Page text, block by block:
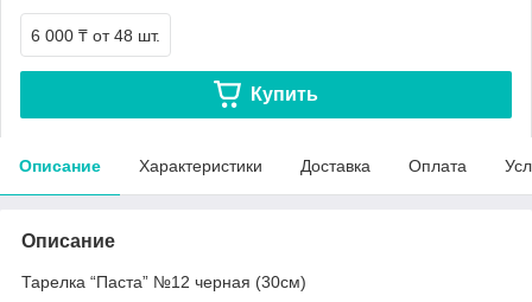
6 000 ₸ от 48 шт.
Купить
Описание Характеристики Доставка Оплата
Описание
Тарелка “Паста” №12 черная (30см)